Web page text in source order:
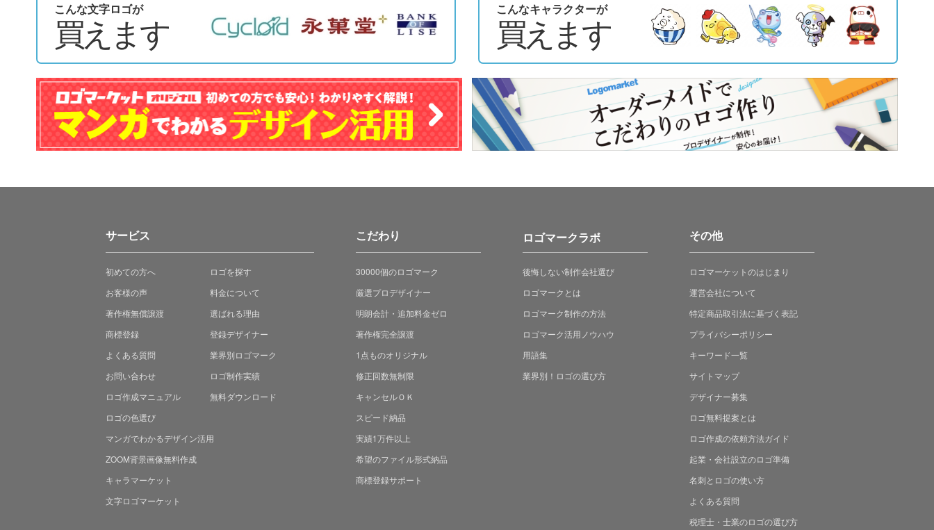
こんな文字ロゴが
買えます
こんなキャラクターが
買えます
サービス
初めての方へ
ロゴを探す
お客様の声
料金について
著作権無償譲渡
選ばれる理由
商標登録
登録デザイナー
よくある質問
業界別ロゴマーク
お問い合わせ
ロゴ制作実績
ロゴ作成マニュアル
無料ダウンロード
ロゴの色選び
マンガでわかるデザイン活用
ZOOM背景画像無料作成
キャラマーケット
文字ロゴマーケット
こだわり
30000個のロゴマーク
厳選プロデザイナー
明朗会計・追加料金ゼロ
著作権完全譲渡
1点ものオリジナル
修正回数無制限
キャンセルＯＫ
スピード納品
実績1万件以上
希望のファイル形式納品
商標登録サポート
ロゴマークラボ
後悔しない制作会社選び
ロゴマークとは
ロゴマーク制作の方法
ロゴマーク活用ノウハウ
用語集
業界別！ロゴの選び方
その他
ロゴマーケットのはじまり
運営会社について
特定商品取引法に基づく表記
プライバシーポリシー
キーワード一覧
サイトマップ
デザイナー募集
ロゴ無料提案とは
ロゴ作成の依頼方法ガイド
起業・会社設立のロゴ準備
名刺とロゴの使い方
よくある質問
税理士・士業のロゴの選び方